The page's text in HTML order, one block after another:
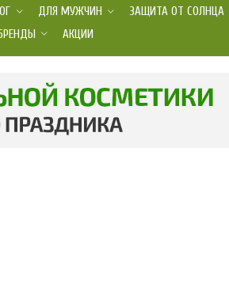
ДЛЯ МУЖЧИН
ЗАЩИТА ОТ СОЛНЦА
АКЦИИ